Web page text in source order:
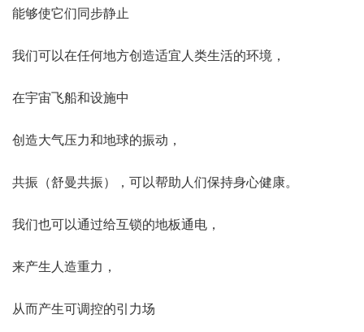
能够使它们同步静止
我们可以在任何地方创造适宜人类生活的环境，
在宇宙飞船和设施中
创造大气压力和地球的振动，
共振（舒曼共振），可以帮助人们保持身心健康。
我们也可以通过给互锁的地板通电，
来产生人造重力，
从而产生可调控的引力场